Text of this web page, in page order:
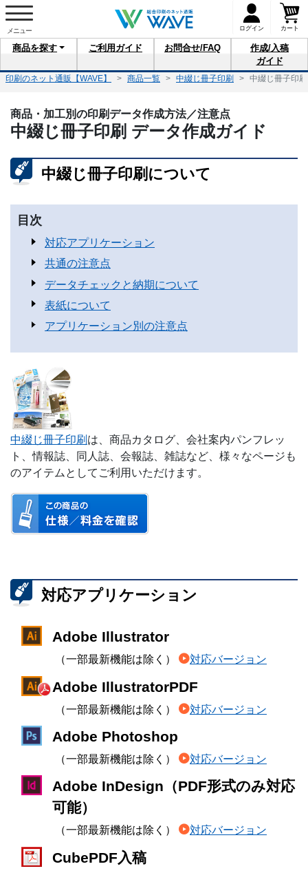
ログイン カート
商品を探す ご利用 ガイド お問合せ/FAQ
作成/入稿
ガイド
印刷のネット通販【WAVE】 商品一覧 中綴じ冊子印刷 中綴じ冊子印
商品・加工別の印刷データ作成方法／注意点
中綴じ冊子印刷 データ作成ガイド
中綴じ冊子印刷について
目次
対応アプリケーション
共通の注意点
データチェックと納期について
表紙について
アプリケーション別の注意点
中綴じ冊子印刷 は、商品カタログ、会社案内パンフレッ
ト、情報誌、同人誌、会報誌、雑誌など、様々なページも
のアイテムとしてご利用いただけます。
対応アプリケーション
Adobe Illustrator
（一部最新機能は除く） 対応バージョン
Adobe IllustratorPDF
（一部最新機能は除く） 対応バージョン
Adobe Photoshop
（一部最新機能は除く） 対応バージョン
Adobe InDesign（PDF形式のみ対応
可能）
（一部最新機能は除く） 対応バージョン
CubePDF入稿